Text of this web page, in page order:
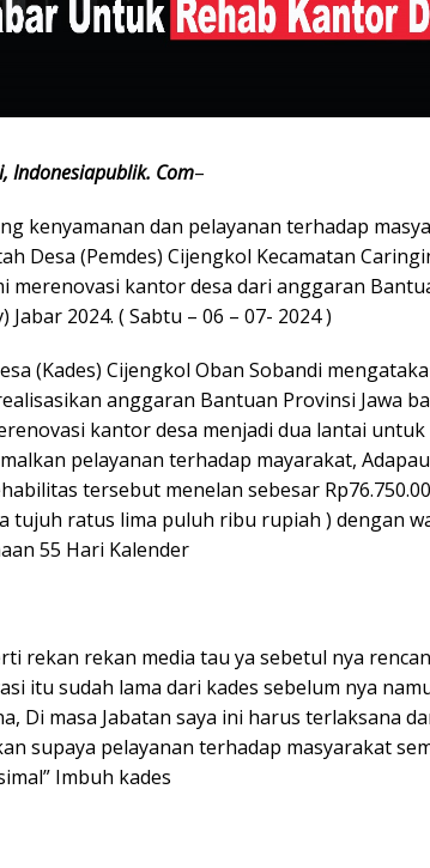
Indonesiapublik. Com–
kenyamanan dan pelayanan terhadap
Desa (Pemdes) Cijengkol Kecamatan
merenovasi kantor desa dari anggaran
Jabar 2024. ( Sabtu – 06 – 07- 2024 )
(Kades) Cijengkol Oban Sobandi
anggaran Bantuan Provinsi Jawa
kantor desa menjadi dua lantai untuk
pelayanan terhadap mayarakat,
tersebut menelan sebesar
tujuh ratus lima puluh ribu rupiah ) dengan
55 Hari Kalender
rekan rekan media tau ya sebetul nya
itu sudah lama dari kades sebelum nya
Di masa Jabatan saya ini harus terlaksana
supaya pelayanan terhadap masyarakat
Imbuh kades